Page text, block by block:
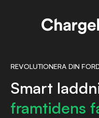
REVOLUTIONERA DIN
Smart
framtidens